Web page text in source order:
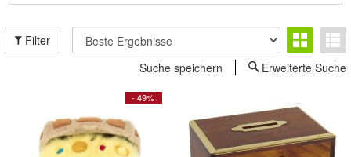
Filter
Suche speichern
Erweiterte Suche
- 49%